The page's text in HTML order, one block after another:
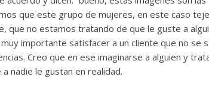
que este grupo de mujeres, en este caso
que no estamos tratando de que le guste a
importante satisfacer a un cliente que no se
Creo que en ese imaginarse a alguien y
nadie le gustan en realidad.